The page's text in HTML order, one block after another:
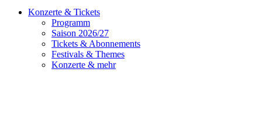
Konzerte & Tickets
Programm
Saison 2026/27
Tickets & Abonnements
Festivals & Themes
Konzerte & mehr